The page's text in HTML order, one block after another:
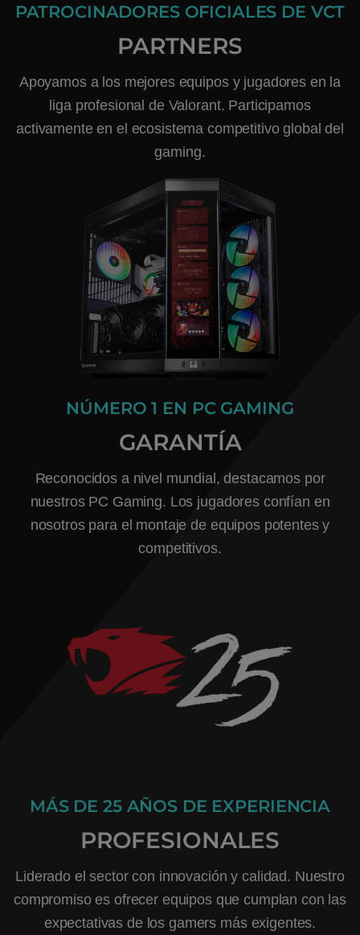
MÁS DE 25 AÑOS DE EXPERIENCIA
PROFESIONALES
Liderado el sector con innovación y calidad. Nuestro
compromiso es ofrecer equipos que cumplan con las
expectativas de los gamers más exigentes.
NÚMERO 1 EN PC GAMING
GARANTÍA
Reconocidos a nivel mundial, destacamos por
nuestros PC Gaming. Los jugadores confían en
nosotros para el montaje de equipos potentes y
competitivos.
PATROCINADORES OFICIALES DE VCT
PARTNERS
Apoyamos a los mejores equipos y jugadores en la
liga profesional de Valorant. Participamos
activamente en el ecosistema competitivo global del
gaming.